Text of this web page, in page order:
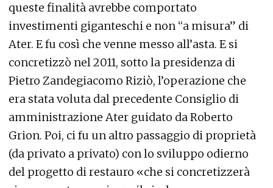
queste finalità avrebbe comportato
investimenti giganteschi e non “a misura” di
Ater. E fu così che venne messo all’asta. E si
concretizzò nel 2011, sotto la presidenza di
Pietro Zandegiacomo Riziò, l’operazione che
era stata voluta dal precedente Consiglio di
amministrazione Ater guidato da Roberto
Grion. Poi, ci fu un altro passaggio di proprietà
(da privato a privato) con lo sviluppo odierno
del progetto di restauro «che si concretizzerà